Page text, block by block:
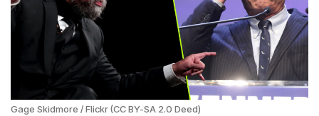
Gage Skidmore / Flickr (CC BY-SA 2.0 Deed)